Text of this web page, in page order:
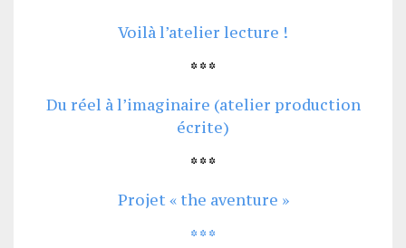
Voilà l’atelier lecture !
* * *
Du réel à l’imaginaire (atelier production
écrite)
* * *
Projet « the aventure »
* * *